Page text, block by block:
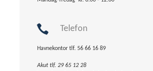
Telefon
Havnekontor tlf. 56 66 16 89
Akut tlf. 29 65 12 28